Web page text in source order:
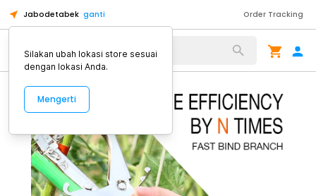
Jabodetabek ganti Order Tracking
Alat Kopi
Silakan ubah lokasi store sesuai
dengan lokasi Anda.
Mengerti